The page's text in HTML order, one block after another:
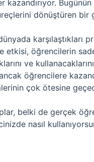
dönüştüren bir
karşılaştıkları
etkisi, öğrencilerin
ve
öğrencilere
çok ötesine
belki de gerçek
nasıl